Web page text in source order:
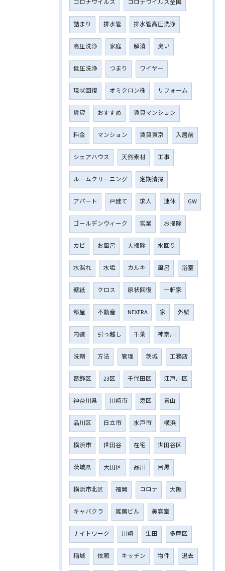
コロナウイルス コロナウイルス全国
詰まり 排水管 排水管高圧洗浄
高圧洗浄 家庭 解消 臭い
低圧洗浄 つまり ワイヤー
現状回復 オミクロン株 リフォーム
賃貸 おすすめ 賃貸マンション
料金 マンション 賃貸東京 入居前
シェアハウス 天然素材 工事
ルームクリーニング 定期清掃
アパート 戸建て 求人 連休 GW
ゴールデンウィーク 営業 お掃除
カビ お風呂 大掃除 水回り
水漏れ 水垢 カルキ 風呂 浴室
壁紙 クロス 原状回復 一軒家
部屋 不動産 NEXERA 家 外壁
内装 引っ越し 千葉 神奈川
洗剤 方法 管理 茨城 工務店
葛飾区 23区 千代田区 江戸川区
神奈川県 川﨑市 港区 青山
品川区 日立市 水戸市 横浜
横浜市 世田谷 在宅 世田谷区
茨城県 大田区 品川 目黒
横浜市北区 福岡 コロナ 大阪
キャバクラ 雑居ビル 美容室
ナイトワーク 川崎 生田 多摩区
稲城 依頼 キッチン 物件 退去